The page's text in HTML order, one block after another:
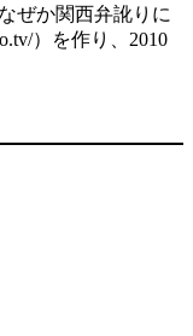
ぜか関西弁訛りに
）を作り、2010